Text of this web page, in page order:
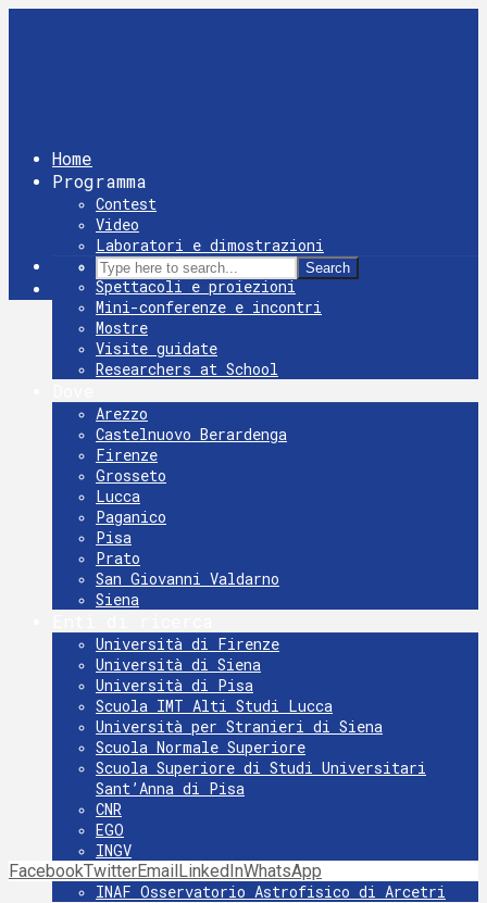
Home
Programma
Contest
Video
Laboratori e dimostrazioni
Giochi
Spettacoli e proiezioni
Mini-conferenze e incontri
Mostre
Visite guidate
Researchers at School
Arezzo
Castelnuovo Berardenga
Firenze
Grosseto
Lucca
Paganico
Pisa
Prato
San Giovanni Valdarno
Siena
Università di Firenze
Università di Siena
Università di Pisa
Scuola IMT Alti Studi Lucca
Università per Stranieri di Siena
Scuola Normale Superiore
Scuola Superiore di Studi Universitari
Sant’Anna di Pisa
CNR
EGO
INGV
INFN
INAF Osservatorio Astrofisico di Arcetri
Search
FacebookTwitterEmailLinkedInWhatsApp